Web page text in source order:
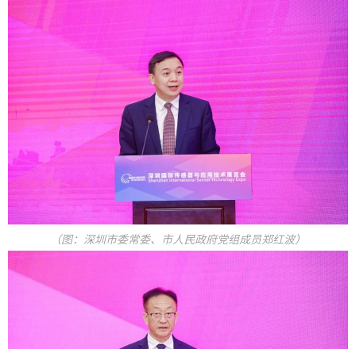
（图：深圳市委常委、市人民政府党组成员郑红波）